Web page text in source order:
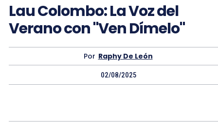
Lau Colombo: La Voz del
Verano con "Ven Dímelo"
Por Raphy De León
02/08/2025